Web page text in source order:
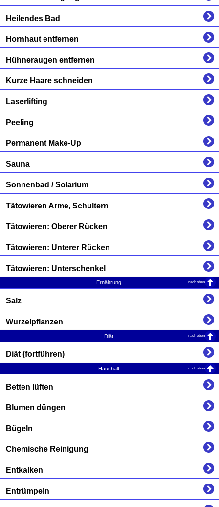
Heilendes Bad
Hornhaut entfernen
Hühneraugen entfernen
Kurze Haare schneiden
Laserlifting
Peeling
Permanent Make-Up
Sauna
Sonnenbad / Solarium
Tätowieren Arme, Schultern
Tätowieren: Oberer Rücken
Tätowieren: Unterer Rücken
Tätowieren: Unterschenkel
Ernährung nach oben
Salz
Wurzelpflanzen
Diät nach oben
Diät (fortführen)
Haushalt nach oben
Betten lüften
Blumen düngen
Bügeln
Chemische Reinigung
Entkalken
Entrümpeln